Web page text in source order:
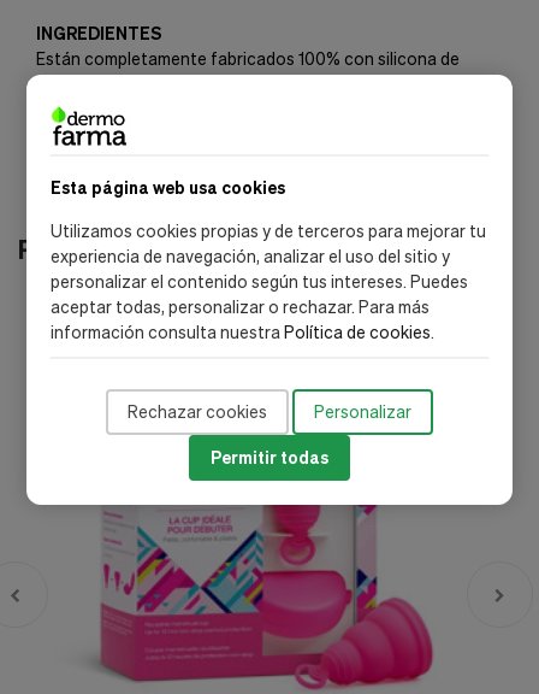
Esta página web usa cookies
Utilizamos cookies propias y de terceros para mejorar tu
experiencia de navegación, analizar el uso del sitio y
personalizar el contenido según tus intereses. Puedes
aceptar todas, personalizar o rechazar. Para más
información consulta nuestraPolítica de cookies.
Rechazar cookies Personalizar
Permitir todas
INGREDIENTES
Están completamente fabricados 100% con silicona de
Productos relacionados
-25%